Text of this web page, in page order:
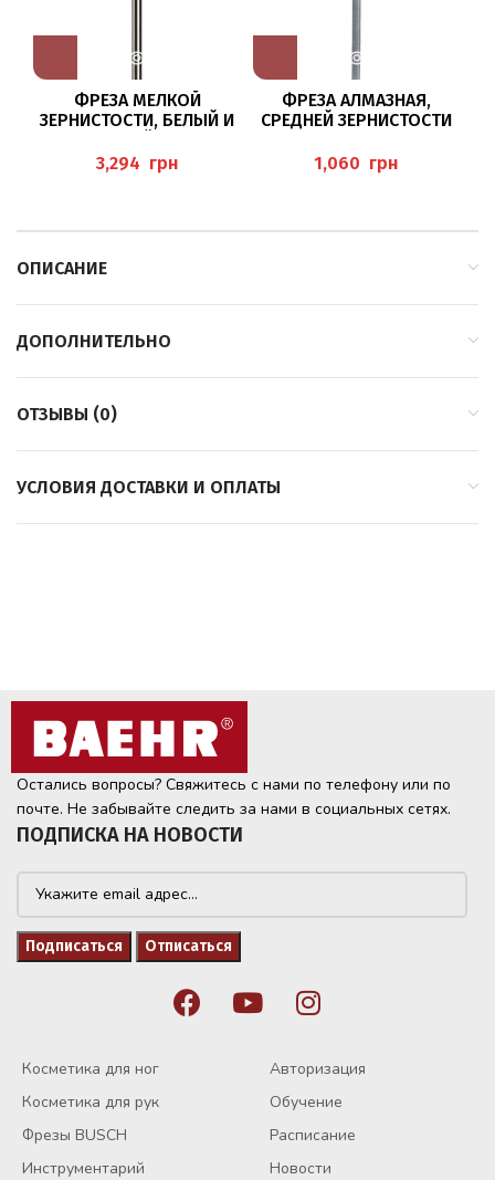
ФРЕЗА МЕЛКОЙ
ЗЕРНИСТОСТИ, БЕЛЫЙ И
HT8880/095
HYBRIDTWISTER BUSCH
грн
ФРЕЗА АЛМАЗНАЯ,
СРЕДНЕЙ ЗЕРНИСТОСТИ
грн
ОПИСАНИЕ
ДОПОЛНИТЕЛЬНО
ОТЗЫВЫ (0)
УСЛОВИЯ ДОСТАВКИ И ОПЛАТЫ
Остались вопросы? Свяжитесь с нами по телефону или по
почте. Не забывайте следить за нами в социальных сетях.
ПОДПИСКА НА НОВОСТИ
Косметика для ног
Косметика для рук
Фрезы BUSCH
Инструментарий
Авторизация
Обучение
Расписание
Новости